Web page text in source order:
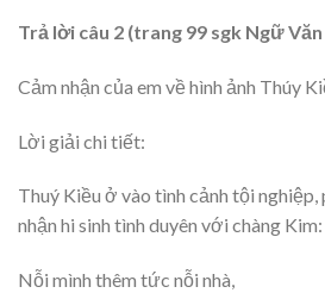
Trả lời câu 2 (trang 99 sgk Ngữ
Cảm nhận của em về hình ảnh Thúy
Lời giải chi tiết:
Thuý Kiều ở vào tình cảnh tội nghiệp,
nhận hi sinh tình duyên với chàng Kim:
Nỗi mình thêm tức nỗi nhà,